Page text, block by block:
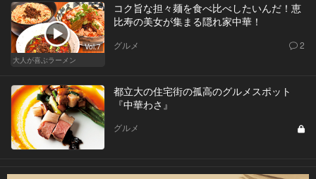
Vol.7
大人が喜ぶラーメン
コク旨な担々麺を食べ比べしたいんだ！恵
比寿の美女が集まる隠れ家中華！
グルメ 2
都立大の住宅街の孤高のグルメスポット
『中華わさ』
グルメ